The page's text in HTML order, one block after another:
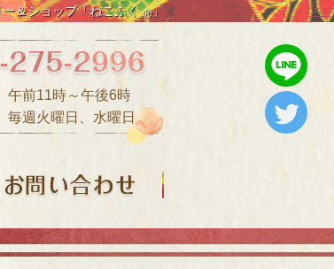
＆ショップ「ねこふく®」
午前11時～午後6時
毎週火曜日、水曜日
合わせ